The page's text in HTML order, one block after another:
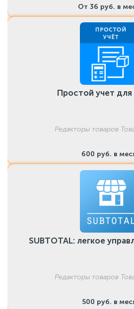
От 36 руб. в
Простой учет
Редакторы товаров
600 руб. в
SUBTOTAL: легкое
Редакторы товаров
500 руб. в